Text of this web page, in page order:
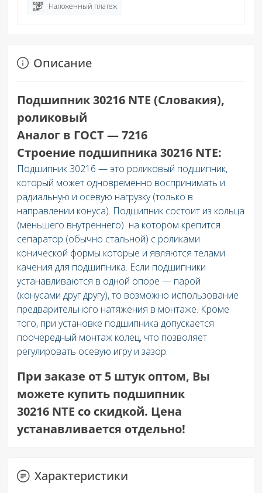
Наложенный платеж
Описание
Подшипник 30216 NTE (Словакия),
роликовый
Аналог в ГОСТ — 7216
Строение подшипника 30216 NTE:
Подшипник 30216 — это роликовый подшипник,
который может одновременно воспринимать и
радиальную и осевую нагрузку (только в
направлении конуса). Подшипник состоит из кольца
(меньшего внутреннего) на котором крепится
сепаратор (обычно стальной) с роликами
конической формы которые и являются телами
качения для подшипника. Если подшипники
устанавливаются в одной опоре — парой
(конусами друг другу), то возможно использование
предварительного натяжения в монтаже. Кроме
того, при установке подшипника допускается
поочередный монтаж колец, что позволяет
регулировать осевую игру и зазор.
При заказе от 5 штук оптом, Вы
можете купить подшипник
30216 NTE со скидкой. Цена
устанавливается отдельно!
Характеристики